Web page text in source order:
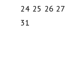
24 25 26 27
31